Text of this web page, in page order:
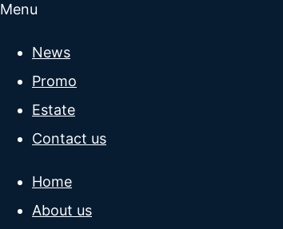
Menu
News
Promo
Estate
Contact us
Home
About us